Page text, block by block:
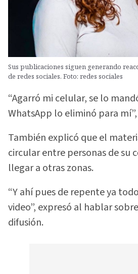
Sus publicaciones siguen generando
de redes sociales. Foto: redes sociales
“Agarró mi celular, se lo
WhatsApp lo eliminó para
También explicó que el
circular entre personas de su
llegar a otras zonas.
“Y ahí pues de repente ya
video”, expresó al hablar
difusión.